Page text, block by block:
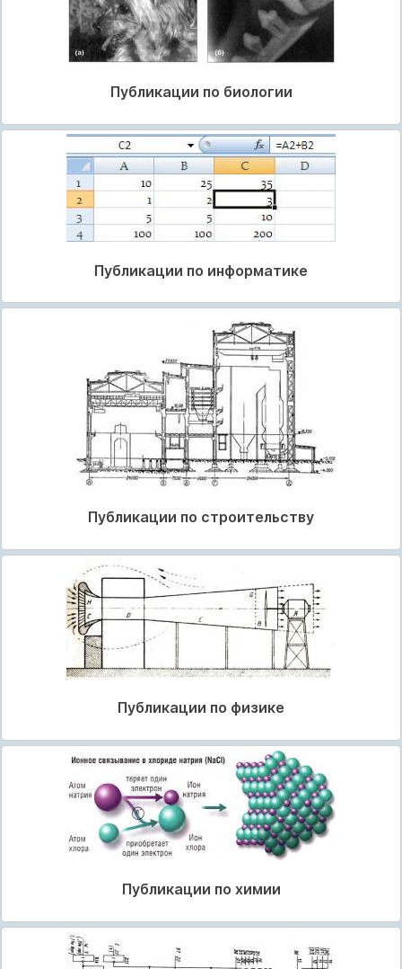
Публикации по биологии
Публикации по информатике
Публикации по строительству
Публикации по физике
Публикации по химии